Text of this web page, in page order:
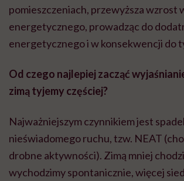
pomieszczeniach, przewyższa wzrost
energetycznego, prowadząc do
energetycznego i w konsekwencji do
Od czego najlepiej zacząć
zimą tyjemy częściej?
Najważniejszym czynnikiem jest
nieświadomego ruchu, tzw. NEAT
drobne aktywności). Zimą mniej
wychodzimy spontanicznie, więcej